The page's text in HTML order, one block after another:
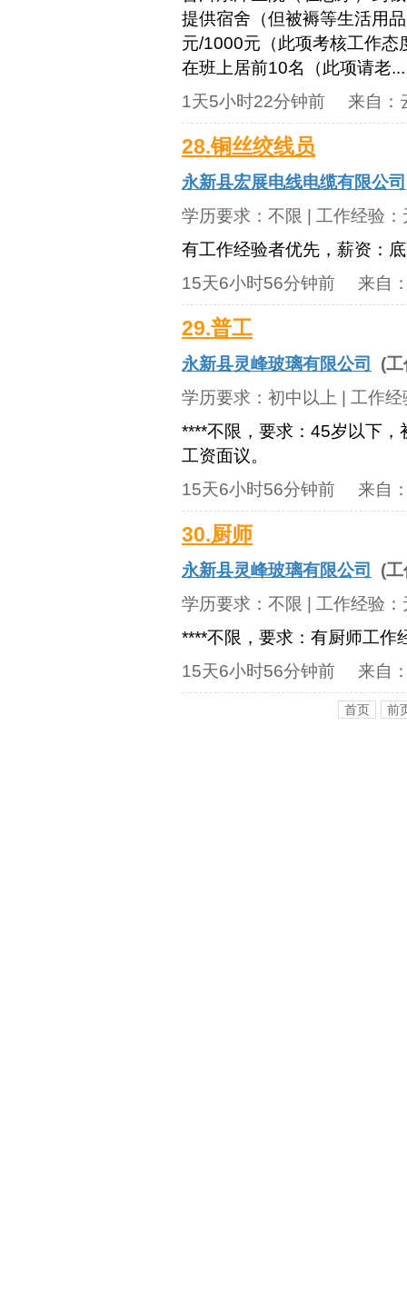
提供宿舍（但被褥等生活用
元/1000元（此项考核工作态
在班上居前10名（此项请老...
1天5小时22分钟前 来自：
28.铜丝绞线员
永新县宏展电线电缆有限公司
学历要求： 不限 | 工作经验：
有工作经验者优先，薪资：
15天6小时56分钟前 来自
29.普工
永新县灵峰玻璃有限公司
(
学历要求： 初中以上 | 工作
****不限，要求：45岁以下
工资面议。
15天6小时56分钟前 来自
30.厨师
永新县灵峰玻璃有限公司
(
学历要求： 不限 | 工作经验：
****不限，要求：有厨师工作
15天6小时56分钟前 来自
首页 前